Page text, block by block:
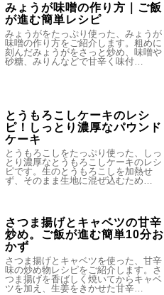
みょうが味噌の作り方｜ご飯
が進む簡単レシピ
みょうがをたっぷり使った、みょうが
味噌の作り方をご紹介します。粗めに
刻んだみょうがをさっと炒め、味噌や
砂糖、みりんなどで甘辛く味付…
とうもろこしケーキのレシ
ピ！しっとり濃厚なパウンド
ケーキ
とうもろこしをたっぷり使った、しっ
とり濃厚なとうもろこしケーキのレシ
ピです。生のとうもろこしを加熱せ
ず、そのまま生地に混ぜ込むため…
さつま揚げとキャベツの甘辛
炒め。ご飯が進む簡単10分お
かず
さつま揚げとキャベツを使った、甘辛
味の炒め物レシピをご紹介します。さ
つま揚げを香ばしく焼いてからキャベ
ツを加え、生姜をきかせた甘辛…